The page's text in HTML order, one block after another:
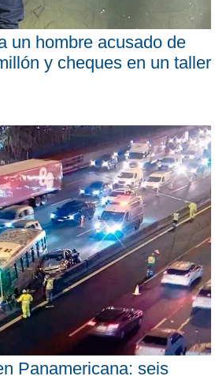
un hombre acusado de
y cheques en un taller
Panamericana: seis